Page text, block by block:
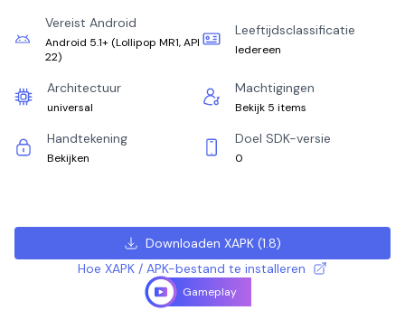
Vereist Android
Android 5.1+ (Lollipop MR1, API
22)
Leeftijdsclassificatie
Iedereen
Architectuur
universal
Machtigingen
Bekijk 5 items
Handtekening
Bekijken
Doel SDK-versie
0
Downloaden XAPK(1.8)
Hoe XAPK / APK-bestand te installeren
Gameplay